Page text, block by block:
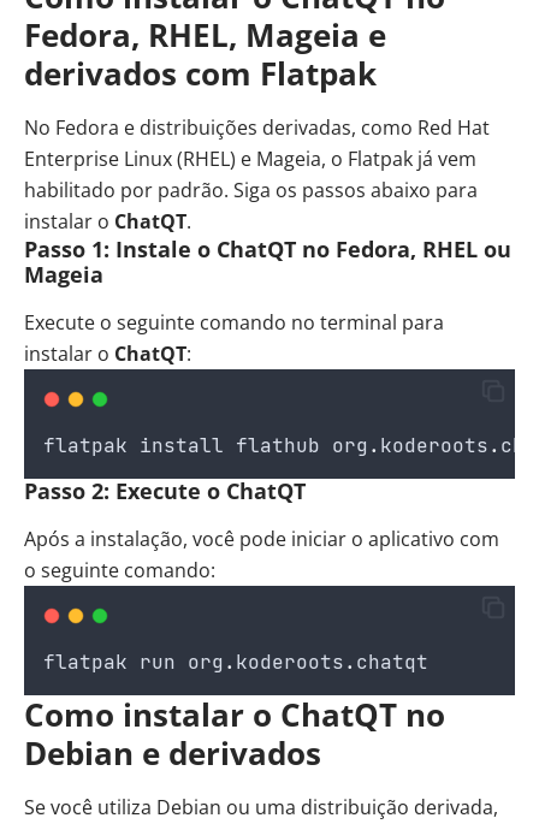
Fedora, RHEL, Mageia e
derivados com Flatpak
No Fedora e distribuições derivadas, como Red Hat
Enterprise Linux (RHEL) e Mageia, o Flatpak já vem
habilitado por padrão. Siga os passos abaixo para
instalar o ChatQT.
Passo 1: Instale o ChatQT no Fedora, RHEL ou
Mageia
Execute o seguinte comando no terminal para
instalar o ChatQT:
flatpak install flathub org . koderoots.
Passo 2: Execute o ChatQT
Após a instalação, você pode iniciar o aplicativo com
o seguinte comando:
flatpak run org . koderoots. chatqt
Como instalar o ChatQT no
Debian e derivados
Se você utiliza Debian ou uma distribuição derivada,